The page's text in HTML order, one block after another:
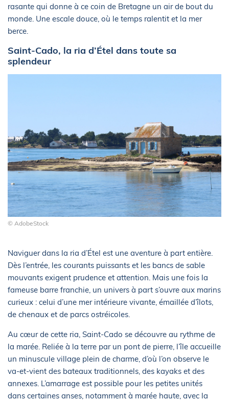
rasante qui donne à ce coin de Bretagne un air de bout du
monde. Une escale douce, où le temps ralentit et la mer
berce.
Saint-Cado, la ria d’Étel dans toute sa
splendeur
© AdobeStock
Naviguer dans la ria d’Étel est une aventure à part entière.
Dès l’entrée, les courants puissants et les bancs de sable
mouvants exigent prudence et attention. Mais une fois la
fameuse barre franchie, un univers à part s’ouvre aux marins
curieux : celui d’une mer intérieure vivante, émaillée d’îlots,
de chenaux et de parcs ostréicoles.
Au cœur de cette ria, Saint-Cado se découvre au rythme de
la marée. Reliée à la terre par un pont de pierre, l’île accueille
un minuscule village plein de charme, d’où l’on observe le
va-et-vient des bateaux traditionnels, des kayaks et des
annexes. L’amarrage est possible pour les petites unités
dans certaines anses, notamment à marée haute, avec la